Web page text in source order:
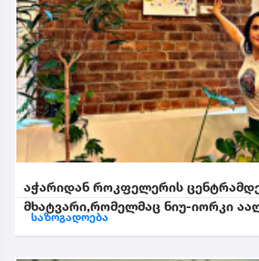
აჭარიდან როკფელერის
მხატვარი,რომელმაც ნიუ-იორკი
საზოგადოება